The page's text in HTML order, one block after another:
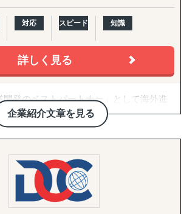
ージ（米国）】
ズ（事前整理/分析・FDA対応・B2B/EC
販売、Amazon運用、販売データ分析、
で、初回販売の実現を一気通貫で支援し
加・継続できる支援メニュー】
ーズに応じ、以下のオプション・中長期
合わせてご提供します。
ブ：
展示会配布用チラシ（One Pager）、カ
拡張：
供
/卸売/製造/自動車/物流/化学/建設/テクノ
域（小売/パーソナルケア/ヘルスケア/食
ンターテイメントなど）で、3,000件以
ェクト実績を有する
つつ、海外取引拡大を通した円安メリッ
とする、デジタルマーケティングを活用
発掘、および、海外販路開拓支援
する機能を補完し、海外事業の立ち上げ
型で支援するプロフェッショナル人材派
デジタル」ビジネス事業機会の抽出＆評
事業立ち上げまでの海外事業デジタルト
ションに係るトータルサポート
対応 スピード 知識
詳しく見る
企業紹介文章を見る
開発のベストパートナー」として海外進
の初期的段階から実行段階までサポート
海外ベンチャー企業への投資を通じて蓄
、現場で実行可能な内容まで落とし込ん
トナム、インドネシア、インド、ナイジ